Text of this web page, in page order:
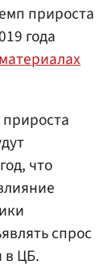
прироста
года
что
спрос
в ЦБ.